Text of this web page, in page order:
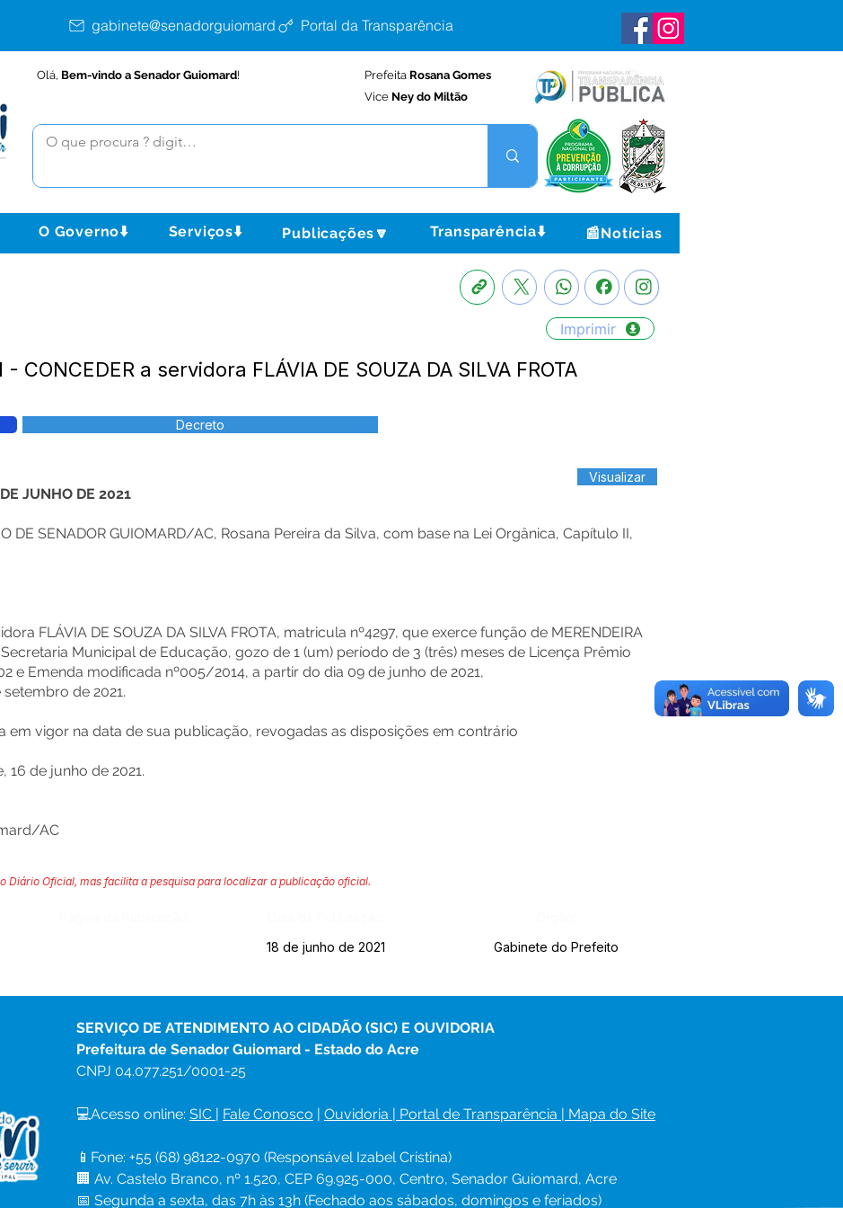
gabinete@senadorguiomard.ac.gov.brPortal da Transparência
Olá, Bem-vindo a Senador Guiomard! Prefeita Rosana Gomes
Vice Ney do Miltão
O Governo⬇️ Serviços⬇️ Publicações🔽 Transparência⬇️ 📰Notícias
Imprimir
CONCEDER a servidora FLÁVIA DE SOUZA DA SILVA FROTA
Decreto
Visualizar
JUNHO DE 2021
DE SENADOR GUIOMARD/AC, Rosana Pereira da Silva, com base na Lei Orgânica, Capítulo II,
FLÁVIA DE SOUZA DA SILVA FROTA, matricula nº4297, que exerce função de MERENDEIRA
Municipal de Educação, gozo de 1 (um) período de 3 (três) meses de Licença Prêmio
e Emenda modificada nº005/2014, a partir do dia 09 de junho de 2021,
de 2021.
em vigor na data de sua publicação, revogadas as disposições em contrário
16 de junho de 2021.
AC
Diário Oficial, mas facilita a pesquisa para localizar a publicação oficial.
18 de junho de 2021 Gabinete do Prefeito
SERVIÇO DE ATENDIMENTO AO CIDADÃO (SIC) E OUVIDORIA
Prefeitura de Senador Guiomard - Estado do Acre
CNPJ 04.077.251/0001-25
💻Acesso online: SIC | Fale Conosco | Ouvidoria | Portal de Transparência | Mapa do Site
📱Fone: +55 (68) 98122-0970 (Responsável Izabel Cristina)
🏢 Av. Castelo Branco, nº 1.520, CEP 69.925-000, Centro, Senador Guiomard, Acre
📅 Segunda a sexta, das 7h às 13h (Fechado aos sábados, domingos e feriados)